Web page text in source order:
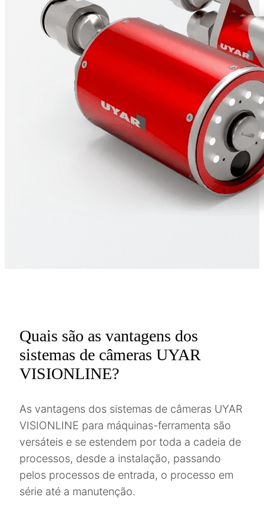
Quais são as vantagens dos
sistemas de câmeras UYAR
VISIONLINE?
As vantagens dos sistemas de câmeras UYAR
VISIONLINE para máquinas-ferramenta são
versáteis e se estendem por toda a cadeia de
processos, desde a instalação, passando
pelos processos de entrada, o processo em
série até a manutenção.